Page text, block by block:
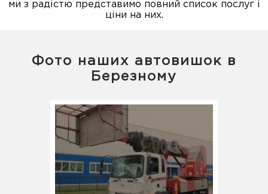
ми з радістю представимо повний список послуг і
ціни на них.
Фото наших автовишок в
Березному